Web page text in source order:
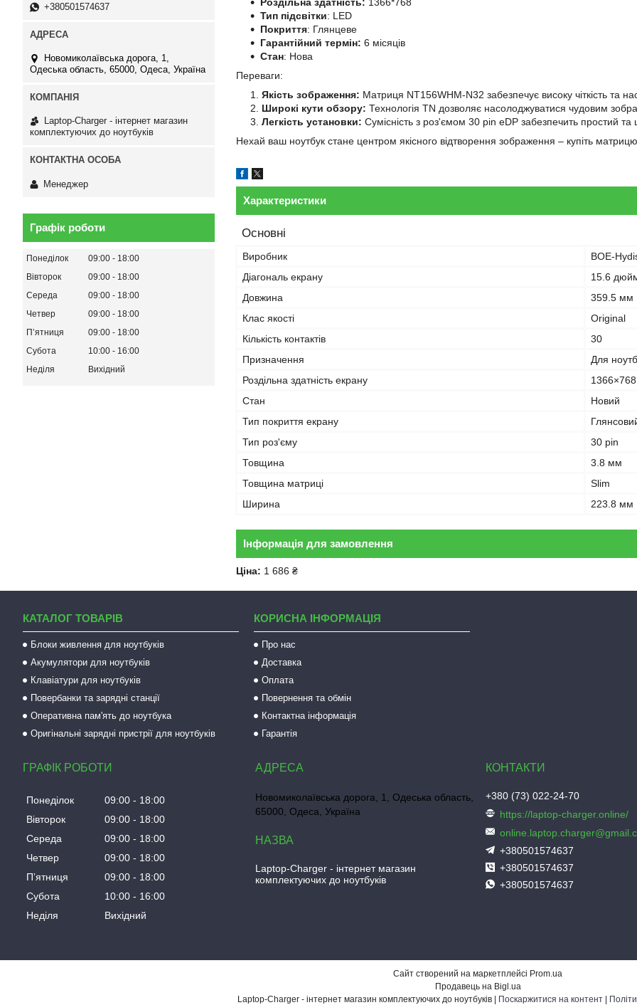
Тип підсвітки: LED
Покриття: Глянцеве
Гарантійний термін: 6 місяців
Стан: Нова
Переваги:
Якість зображення: Матриця NT156WHM-N32 забезпечує високу чіткість та
Широкі кути обзору: Технологія TN дозволяє насолоджуватися чудовим
Легкість установки: Сумісність з роз'ємом 30 pin eDP забезпечить простий
Нехай ваш ноутбук стане центром якісного відтворення зображення – купіть
Характеристики
Основні
Виробник
BOE-
Діагональ екрану
15.6
Довжина
359.5 мм
Клас якості
Original
Кількість контактів
30
Призначення
Для
Роздільна здатність екрану
1366×768
Стан
Новий
Тип покриття екрану
Тип роз'єму
30 pin
Товщина
3.8 мм
Товщина матриці
Slim
Ширина
223.8 мм
Інформація для замовлення
Ціна: 1 686 ₴
+380501574637
Новомиколаївська дорога, 1,
Одеська область, 65000, Одеса, Україна
Laptop-Charger - інтернет магазин
комплектуючих до ноутбуків
Менеджер
Графік роботи
Понеділок 09:00
18:00
Вівторок
09:00
18:00
Середа
09:00
18:00
Четвер
09:00
18:00
Пʼятниця
09:00
18:00
Субота
10:00
16:00
Неділя
Вихідний
КАТАЛОГ ТОВАРІВ
Блоки живлення для ноутбуків
Акумулятори для ноутбуків
Клавіатури для ноутбуків
Повербанки та зарядні станції
Оперативна пам'ять до ноутбука
Оригінальні зарядні пристрії для ноутбуків
КОРИСНА ІНФОРМАЦІЯ
Про нас
Доставка
Оплата
Повернення та обмін
Контактна інформація
Гарантія
ГРАФІК РОБОТИ
Понеділок 09:00
18:00
Вівторок
09:00
18:00
Середа
09:00
18:00
Четвер
09:00
18:00
Пʼятниця
09:00
18:00
Субота
10:00
16:00
Неділя
Вихідний
Новомиколаївська дорога, 1, Одеська область,
65000, Одеса, Україна
Laptop-Charger - інтернет магазин
комплектуючих до ноутбуків
+380 (73) 022-24-70
https://laptop-charger.online/
+380501574637
+380501574637
+380501574637
Сайт створений на маркетплейсі Prom.ua
Продавець на Bigl.ua
Поскаржитися на контент